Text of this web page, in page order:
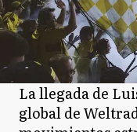
La llegada de
global de